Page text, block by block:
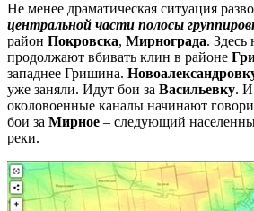
Не менее драматическая ситуация
центральной части полосы
район Покровска, Мирнограда. Здесь
продолжают вбивать клин в районе
западнее Гришина.
уже заняли. Идут бои за Васильевку. И
околовоенные каналы начинают
бои за Мирное – следующий
реки.